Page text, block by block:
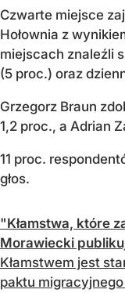
Czwarte miejsce
Hołownia z
miejscach znaleźli
(5 proc.) oraz
Grzegorz Braun
1,2 proc., a Adrian
11 proc.
głos.
"Kłamstwa, które
Morawiecki
Kłamstwem jest
paktu